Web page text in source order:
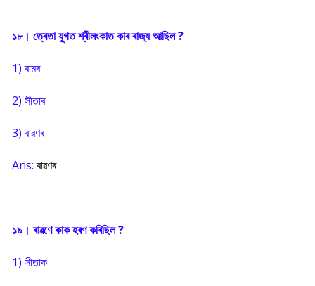
১৮। ত্ৰেতা যুগত শ্ৰীলংকাত কাৰ ৰাজ্য আছিল ?
1) ৰামৰ
2) সীতাৰ
3) ৰাৱণৰ
Ans:ৰাৱণৰ
১৯। ৰাৱণে কাক হৰণ কৰিছিল ?
1) সীতাক